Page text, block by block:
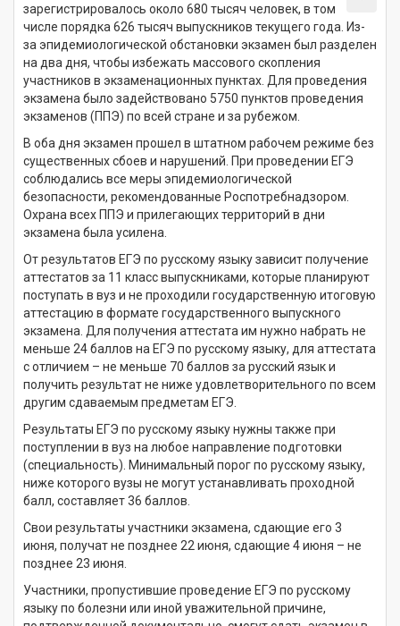
зарегистрировалось около 680 тысяч человек, в том
числе порядка 626 тысяч выпускников текущего года. Из-
за эпидемиологической обстановки экзамен был разделен
на два дня, чтобы избежать массового скопления
участников в экзаменационных пунктах. Для проведения
экзамена было задействовано 5750 пунктов проведения
экзаменов (ППЭ) по всей стране и за рубежом.
В оба дня экзамен прошел в штатном рабочем режиме без
существенных сбоев и нарушений. При проведении ЕГЭ
соблюдались все меры эпидемиологической
безопасности, рекомендованные Роспотребнадзором.
Охрана всех ППЭ и прилегающих территорий в дни
экзамена была усилена.
От результатов ЕГЭ по русскому языку зависит получение
аттестатов за 11 класс выпускниками, которые планируют
поступать в вуз и не проходили государственную итоговую
аттестацию в формате государственного выпускного
экзамена. Для получения аттестата им нужно набрать не
меньше 24 баллов на ЕГЭ по русскому языку, для аттестата
с отличием – не меньше 70 баллов за русский язык и
получить результат не ниже удовлетворительного по всем
другим сдаваемым предметам ЕГЭ.
Результаты ЕГЭ по русскому языку нужны также при
поступлении в вуз на любое направление подготовки
(специальность). Минимальный порог по русскому языку,
ниже которого вузы не могут устанавливать проходной
балл, составляет 36 баллов.
Свои результаты участники экзамена, сдающие его 3
июня, получат не позднее 22 июня, сдающие 4 июня – не
позднее 23 июня.
Участники, пропустившие проведение ЕГЭ по русскому
языку по болезни или иной уважительной причине,